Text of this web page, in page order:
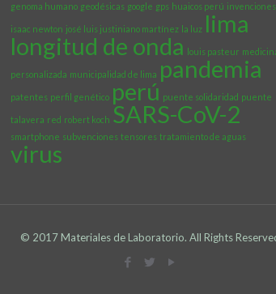
genoma humano geodésicas google gps huaicos perú invenciones
isaac newton josé luis justiniano martínez la luz lima
longitud de onda louis pasteur
personalizada municipalidad de lima pandemia
patentes perfil genético perú puente solidaridad puente
talavera red robert koch SARS-CoV-2
smartphone subvenciones tensores tratamiento de aguas
virus
© 2017 Materiales de Laboratorio. All Rights